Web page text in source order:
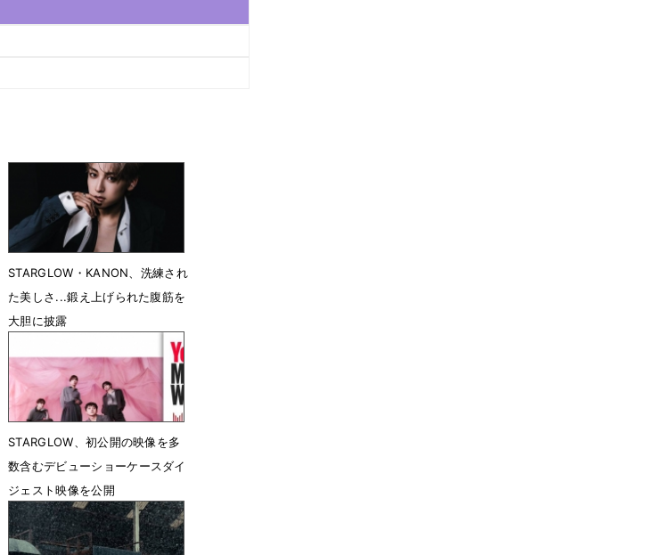
STARGLOW・KANON、洗練され
た美しさ...鍛え上げられた腹筋を
大胆に披露
STARGLOW、初公開の映像を多
数含むデビューショーケースダイ
ジェスト映像を公開
6月7日 19時18分